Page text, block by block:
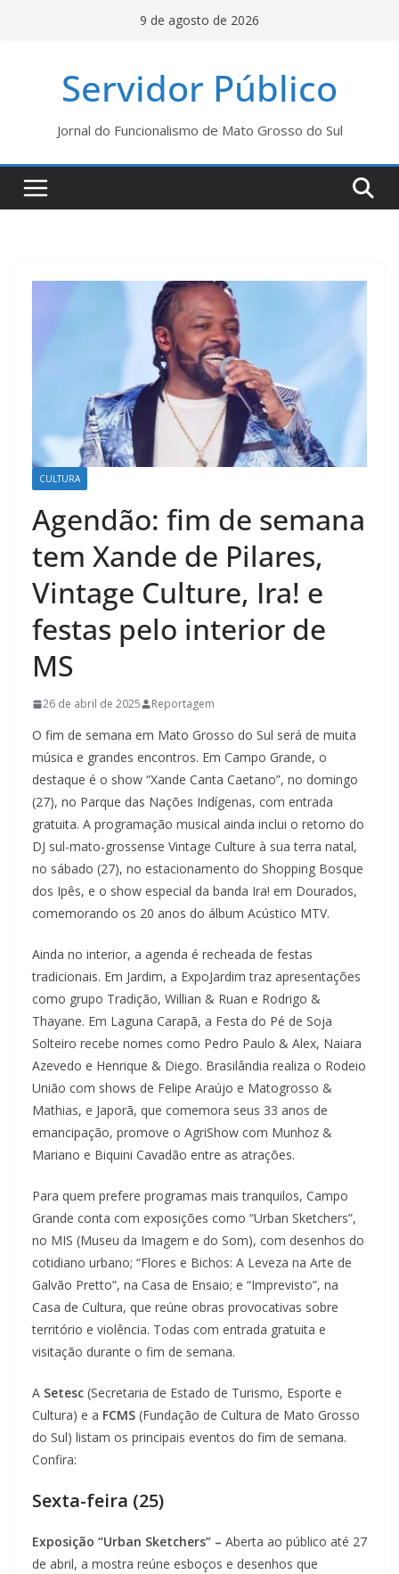
9 de agosto de 2026
Servidor Público
Jornal do Funcionalismo de Mato Grosso do Sul
CULTURA
Agendão: fim de semana
tem Xande de Pilares,
Vintage Culture, Ira! e
festas pelo interior de
MS
26 de abril de 2025 Reportagem
O fim de semana em Mato Grosso do Sul será de muita
música e grandes encontros. Em Campo Grande, o
destaque é o show “Xande Canta Caetano”, no domingo
(27), no Parque das Nações Indígenas, com entrada
gratuita. A programação musical ainda inclui o retorno do
DJ sul-mato-grossense Vintage Culture à sua terra natal,
no sábado (27), no estacionamento do Shopping Bosque
dos Ipês, e o show especial da banda Ira! em Dourados,
comemorando os 20 anos do álbum Acústico MTV.
Ainda no interior, a agenda é recheada de festas
tradicionais. Em Jardim, a ExpoJardim traz apresentações
como grupo Tradição, Willian & Ruan e Rodrigo &
Thayane. Em Laguna Carapã, a Festa do Pé de Soja
Solteiro recebe nomes como Pedro Paulo & Alex, Naiara
Azevedo e Henrique & Diego. Brasilândia realiza o Rodeio
União com shows de Felipe Araújo e Matogrosso &
Mathias, e Japorã, que comemora seus 33 anos de
emancipação, promove o AgriShow com Munhoz &
Mariano e Biquini Cavadão entre as atrações.
Para quem prefere programas mais tranquilos, Campo
Grande conta com exposições como “Urban Sketchers”,
no MIS (Museu da Imagem e do Som), com desenhos do
cotidiano urbano; “Flores e Bichos: A Leveza na Arte de
Galvão Pretto”, na Casa de Ensaio; e “Imprevisto”, na
Casa de Cultura, que reúne obras provocativas sobre
território e violência. Todas com entrada gratuita e
visitação durante o fim de semana.
A Setesc (Secretaria de Estado de Turismo, Esporte e
Cultura) e a FCMS (Fundação de Cultura de Mato Grosso
do Sul) listam os principais eventos do fim de semana.
Confira:
Sexta-feira (25)
Exposição “Urban Sketchers” – Aberta ao público até 27
de abril, a mostra reúne esboços e desenhos que